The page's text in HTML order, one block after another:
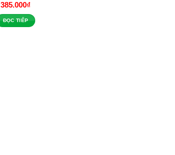
385.000₫
ĐỌC TIẾP